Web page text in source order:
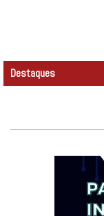
Destaques